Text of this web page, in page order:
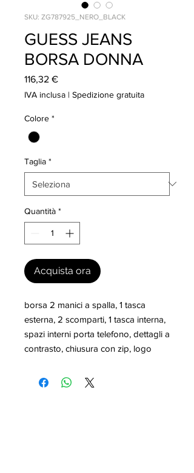
SKU: ZG787925_NERO_BLACK
GUESS JEANS
BORSA DONNA
116,32 €Prezzo
IVA inclusa | Spedizione gratuita
Colore *
Taglia *
Quantità *
Acquista ora
borsa 2 manici a spalla, 1 tasca
esterna, 2 scomparti, 1 tasca interna,
spazi interni porta telefono, dettagli a
contrasto, chiusura con zip, logo